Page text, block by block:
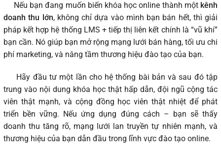
Nếu bạn đang muốn biến khóa học online thành một kênh
doanh thu lớn, không chỉ dựa vào mình bạn bán hết, thì giải
pháp kết hợp hệ thống LMS + tiếp thị liên kết chính là “vũ khí”
bạn cần. Nó giúp bạn mở rộng mạng lưới bán hàng, tối ưu chi
phí marketing, và nâng tầm thương hiệu đào tạo của bạn.
Hãy đầu tư một lần cho hệ thống bài bản và sau đó tập
trung vào nội dung khóa học thật hấp dẫn, đội ngũ cộng tác
viên thật mạnh, và cộng đồng học viên thật nhiệt để phát
triển bền vững. Nếu ứng dụng đúng cách – bạn sẽ thấy
doanh thu tăng rõ, mạng lưới lan truyền tự nhiên mạnh, và
thương hiệu của bạn dẫn đầu trong lĩnh vực đào tạo online.